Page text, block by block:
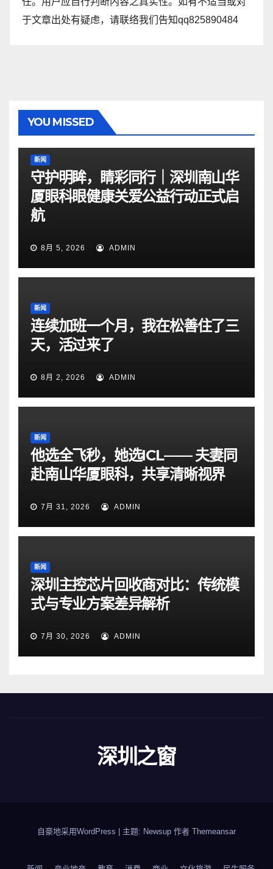
于文章出处有疑虑，请联络我们告知qq825890484
YOU MISSED
新闻
守护明眸，睛彩同行｜深圳南山华
厦眼科眼健康关爱公益行动正式启
航
8月 5, 2026 ADMIN
新闻
连续加班一个月，我在松善住了三
天，活过来了
8月 2, 2026 ADMIN
新闻
他选全飞秒，她选ICL—— 夫妻同
赴南山华厦眼科，共享清晰视界
7月 31, 2026 ADMIN
新闻
深圳主控芯片回收商对比：传统模
式与专业方案差异解析
7月 30, 2026 ADMIN
深圳之窗
自豪地采用WordPress 主题: Newsup 作者 Themeansar